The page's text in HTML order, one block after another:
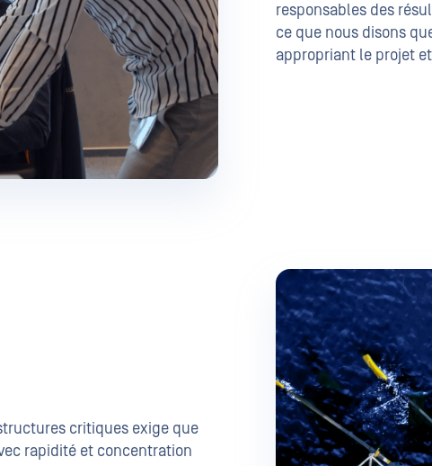
responsables des
ce que nous disons
appropriant le projet
critiques exige que
rapidité et concentration